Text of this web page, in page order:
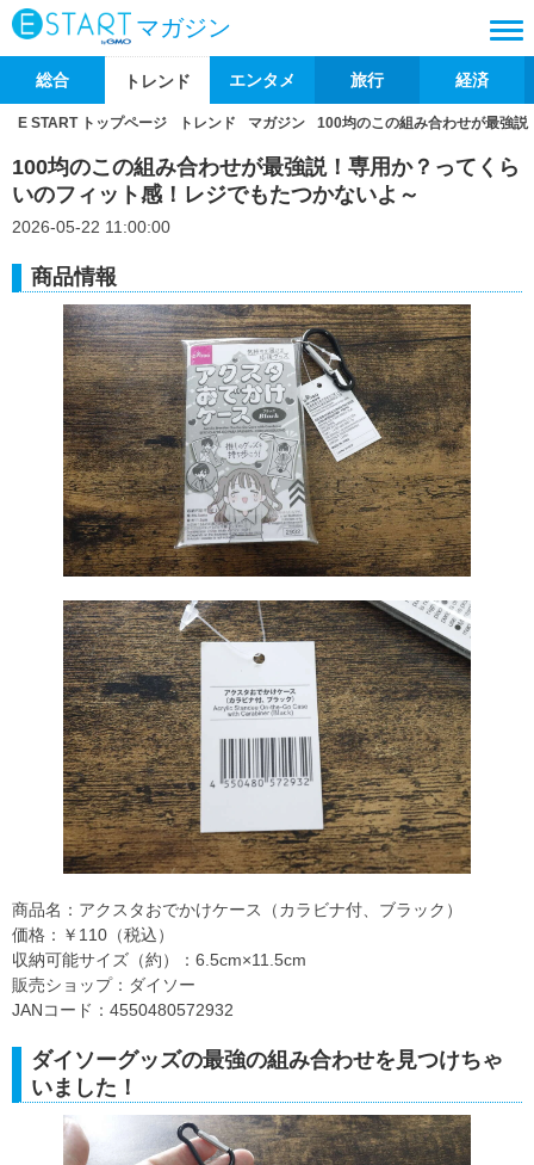
マガジン
総合 トレンド エンタメ 旅行 経済
E START トップページ トレンド マガジン 100均のこの組み合わせが最強
100均のこの組み合わせが最強説！専用か？ってくら
いのフィット感！レジでもたつかないよ～
2026-05-22 11:00:00
商品情報
商品名：アクスタおでかけケース（カラビナ付、ブラック）
価格：￥110（税込）
収納可能サイズ（約）：6.5cm×11.5cm
販売ショップ：ダイソー
JANコード：4550480572932
ダイソーグッズの最強の組み合わせを見つけちゃ
いました！